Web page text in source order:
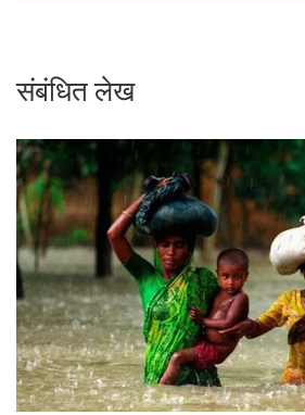
संबंधित लेख